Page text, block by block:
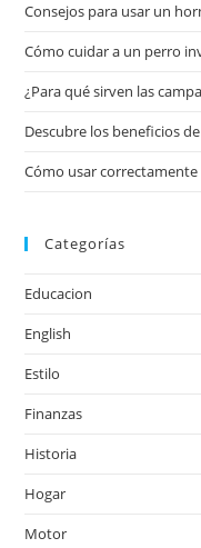
Consejos para usar un
Cómo cuidar a un perro
¿Para qué sirven las
Descubre los beneficios
Cómo usar
Categorías
Educacion
English
Estilo
Finanzas
Historia
Hogar
Motor